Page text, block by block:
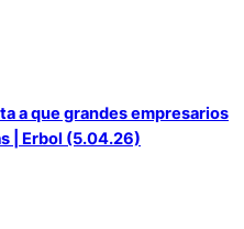
a que grandes empresarios
| Erbol (5.04.26)